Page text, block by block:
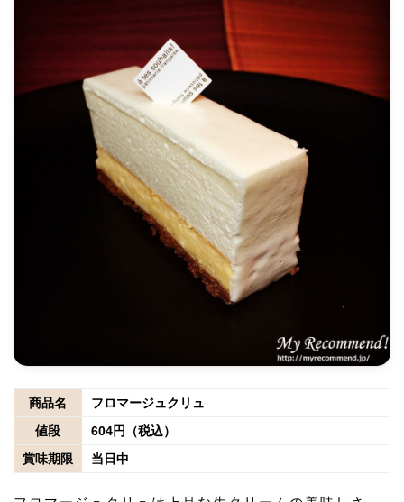
商品名
フロマージュクリュ
値段
604円（税込）
賞味期限
当日中